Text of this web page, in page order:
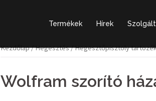
Termékek Hírek
Kezdőlap/Hegesztés/Hegesztőpisztoly
Wolfram szorító